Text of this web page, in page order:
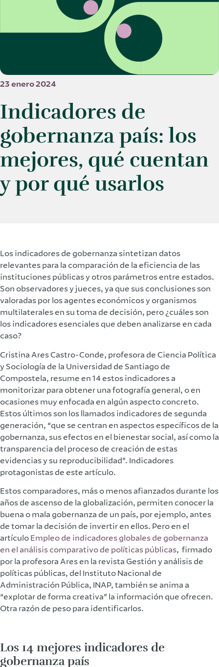
23 enero 2024
Indicadores de
gobernanza país: los
mejores, qué cuentan
y por qué usarlos
Los indicadores de gobernanza sintetizan datos
relevantes para la comparación de la eficiencia de las
instituciones públicas y otros parámetros entre estados.
Son observadores y jueces, ya que sus conclusiones son
valoradas por los agentes económicos y organismos
multilaterales en su toma de decisión, pero ¿cuáles son
los indicadores esenciales que deben analizarse en cada
caso?
Cristina Ares Castro-Conde, profesora de Ciencia Política
y Sociología de la Universidad de Santiago de
Compostela, resume en 14 estos indicadores a
monitorizar para obtener una fotografía general, o en
ocasiones muy enfocada en algún aspecto concreto.
Estos últimos son los llamados indicadores de segunda
generación, “que se centran en aspectos específicos de la
gobernanza, sus efectos en el bienestar social, así como la
transparencia del proceso de creación de estas
evidencias y su reproducibilidad”. Indicadores
protagonistas de este artículo.
Estos comparadores, más o menos afianzados durante los
años de ascenso de la globalización, permiten conocer la
buena o mala gobernanza de un país, por ejemplo, antes
de tomar la decisión de invertir en ellos. Pero en el
artículoEmpleo de indicadores globales de gobernanza
en el análisis comparativo de políticas públicas, firmado
por la profesora Ares en la revista Gestión y análisis de
políticas públicas, del Instituto Nacional de
Administración Pública, INAP, también se anima a
“explotar de forma creativa” la información que ofrecen.
Otra razón de peso para identificarlos.
Los 14 mejores indicadores de
gobernanza país